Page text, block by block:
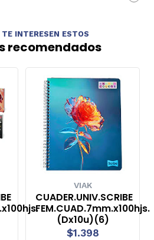
TE INTERESEN ESTOS
recomendados
VIAK
CUADER.UNIV.SCRIBE
FEM.CUAD.7mm.x100hjs.
(Dx10u)(6)
$1.398